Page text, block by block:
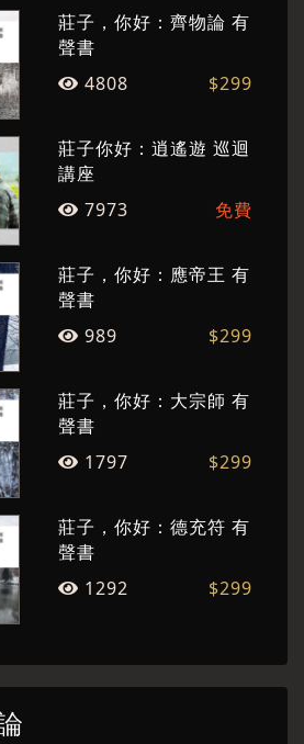
佈道的心情傳播對美的感動。
地，著作有詩集、散文、小
專論、畫冊、有聲書等數十
莊子，你好：齊物論 有
聲書
4808
$299
莊子你好：逍遙遊 巡迴
講座
7973
免費
莊子，你好：應帝王 有
聲書
989
$299
莊子，你好：大宗師 有
聲書
1797
$299
莊子，你好：德充符 有
聲書
1292
$299